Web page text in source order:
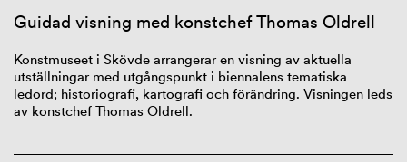
Guidad visning med konstchef Thomas Oldrell
Konstmuseet i Skövde arrangerar en visning av aktuella
utställningar med utgångspunkt i biennalens tematiska
ledord; historiografi, kartografi och förändring. Visningen leds
av konstchef Thomas Oldrell.